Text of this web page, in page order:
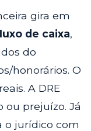
gira em
de caixa,
do
honorários. O
A DRE
ou prejuízo. Já
o jurídico com